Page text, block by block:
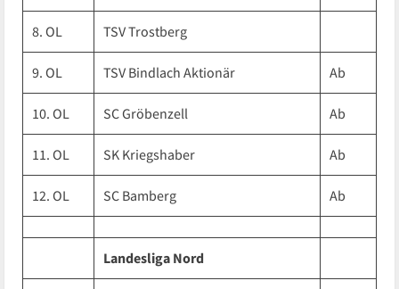
8. OL TSV Trostberg
9. OL TSV Bindlach Aktionär Ab
10. OL SC Gröbenzell Ab
11. OL SK Kriegshaber Ab
12. OL SC Bamberg Ab
Landesliga Nord